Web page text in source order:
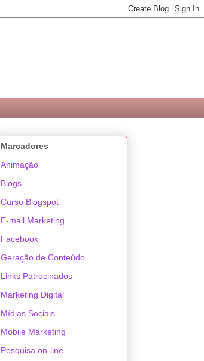
Marcadores
Animação
Blogs
Curso Blogspot
E-mail Marketing
Facebook
Geração de Conteúdo
Links Patrocinados
Marketing Digital
Mídias Sociais
Mobile Marketing
Pesquisa on-line